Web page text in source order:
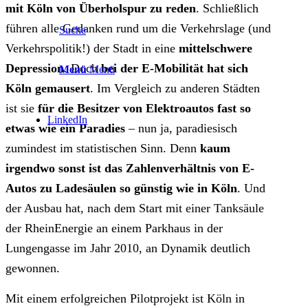
Suche
Menü Menü
LinkedIn
mit Köln von Überholspur zu reden. Schließlich
führen alle Gedanken rund um die Verkehrslage (und
Verkehrspolitik!) der Stadt in eine mittelschwere
Depression. Dochbei der E-Mobilität hat sich
Köln gemausert. Im Vergleich zu anderen Städten
ist sie für die Besitzer von Elektroautos fast so
etwas wie ein Paradies – nun ja, paradiesisch
zumindest im statistischen Sinn. Denn kaum
irgendwo sonst ist das Zahlenverhältnis von E-
Autos zu Ladesäulen so günstig wie in Köln. Und
der Ausbau hat, nach dem Start mit einer Tanksäule
der RheinEnergie an einem Parkhaus in der
Lungengasse im Jahr 2010, an Dynamik deutlich
gewonnen.
Mit einem erfolgreichen Pilotprojekt ist Köln in